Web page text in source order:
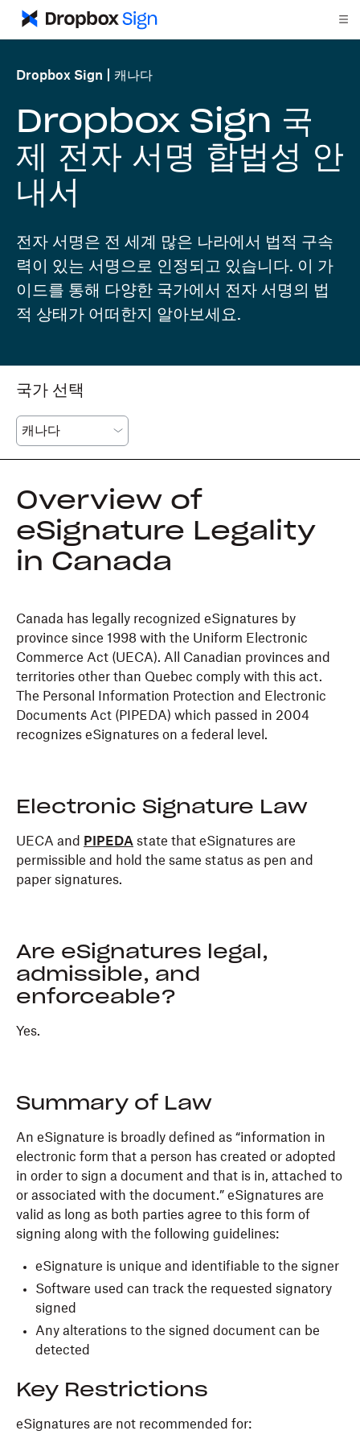
Dropbox Sign 캐나다
Dropbox Sign 국
제 전자 서명 합법성 안
내서
전자 서명은 전 세계 많은 나라에서 법적 구속
력이 있는 서명으로 인정되고 있습니다. 이 가
이드를 통해 다양한 국가에서 전자 서명의 법
적 상태가 어떠한지 알아보세요.
국가 선택
Overview of
eSignature Legality
in Canada
Canada has legally recognized eSignatures by
province since 1998 with the Uniform Electronic
Commerce Act (UECA). All Canadian provinces and
territories other than Quebec comply with this act.
The Personal Information Protection and Electronic
Documents Act (PIPEDA) which passed in 2004
recognizes eSignatures on a federal level.
Electronic Signature Law
UECA and PIPEDA state that eSignatures are
permissible and hold the same status as pen and
paper signatures.
Are eSignatures legal,
admissible, and
enforceable?
Yes.
Summary of Law
An eSignature is broadly defined as “information in
electronic form that a person has created or adopted
in order to sign a document and that is in, attached to
or associated with the document.” eSignatures are
valid as long as both parties agree to this form of
signing along with the following guidelines:
eSignature is unique and identifiable to the signer
Software used can track the requested signatory
signed
Any alterations to the signed document can be
detected
Key Restrictions
eSignatures are not recommended for: